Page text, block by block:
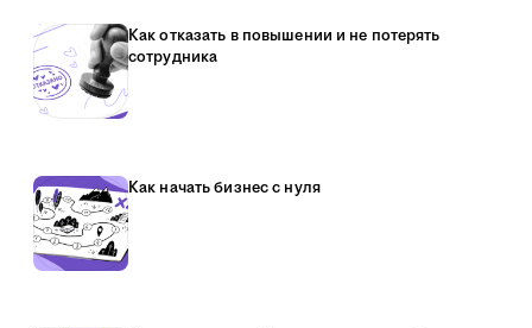
Как отказать в повышении и не потерять
сотрудника
Как начать бизнес с нуля